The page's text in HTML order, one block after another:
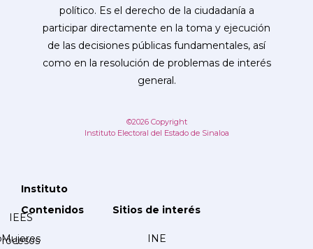
político. Es el derecho de la ciudadanía a
participar directamente en la toma y ejecución
de las decisiones públicas fundamentales, así
como en la resolución de problemas de interés
general.
©2026 Copyright
Instituto Electoral del Estado de Sinaloa
Instituto
IEES
Contenidos
Mujeres
Sitios de interés
INE